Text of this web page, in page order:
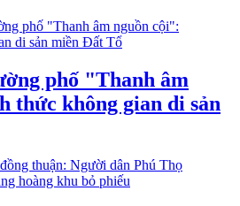
phố "Thanh âm
thức không gian di sản